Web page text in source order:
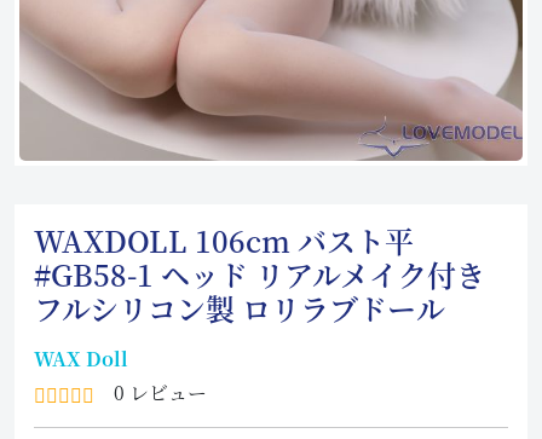
WAXDOLL 106cm バスト平
#GB58-1 ヘッド リアルメイク付き
フルシリコン製 ロリラブドール
WAX Doll
0 レビュー